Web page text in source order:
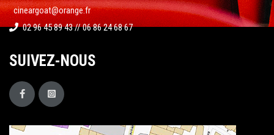
cineargoat@orange.fr
02 96 45 89 43 // 06 86 24 68 67
SUIVEZ-NOUS